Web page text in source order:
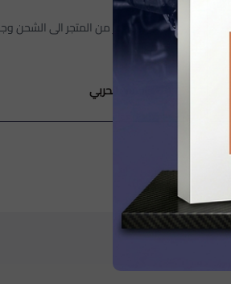
العموم ممتاز من المتجر الى الشحن وجميع